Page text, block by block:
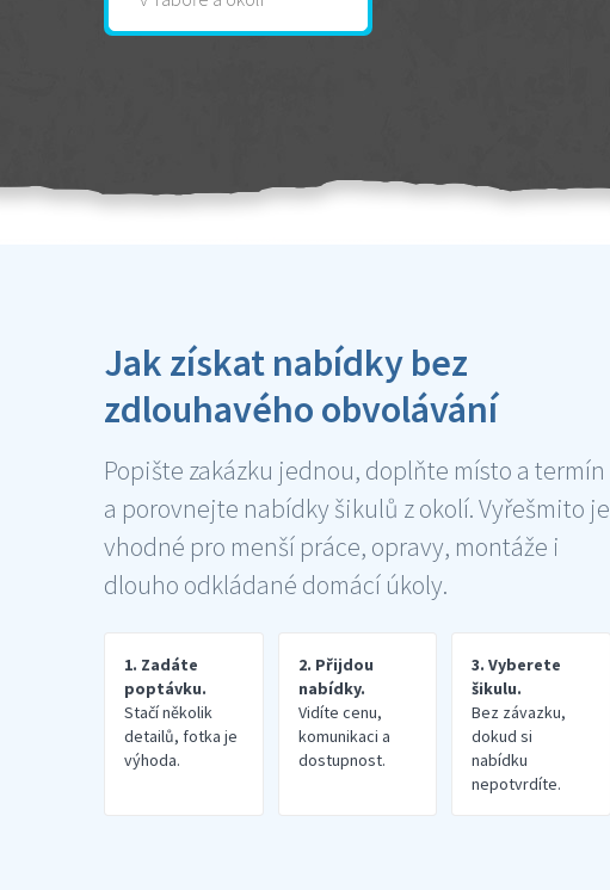
Jak získat nabídky bez
zdlouhavého obvolávání
Popište zakázku jednou, doplňte místo a termín
a porovnejte nabídky šikulů z okolí. Vyřešmito je
vhodné pro menší práce, opravy, montáže i
dlouho odkládané domácí úkoly.
1. Zadáte
poptávku.
Stačí několik
detailů, fotka je
výhoda.
2. Přijdou
nabídky.
Vidíte cenu,
komunikaci a
dostupnost.
3. Vyberete
šikulu.
Bez závazku,
dokud si
nabídku
nepotvrdíte.